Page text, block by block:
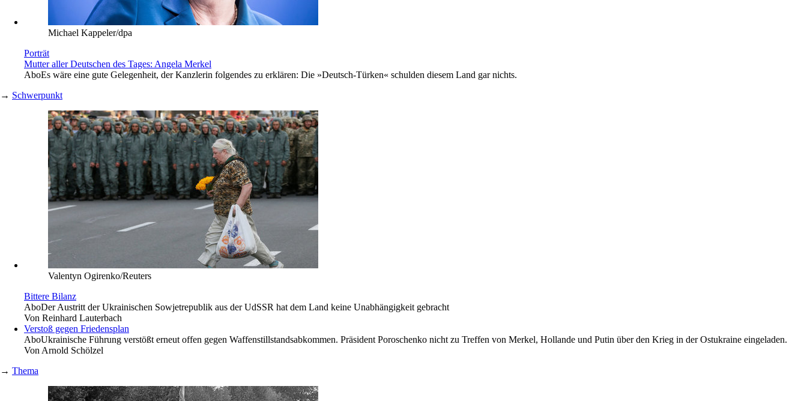
Michael Kappeler/dpa
Porträt
Mutter aller Deutschen des Tages: Angela Merkel
AboEs wäre eine gute Gelegenheit, der Kanzlerin folgendes zu erklären: Die »Deutsch-Türken« schulden diesem Land gar nichts.
→ Schwerpunkt
Valentyn Ogirenko/Reuters
Bittere Bilanz
AboDer Austritt der Ukrainischen Sowjetrepublik aus der UdSSR hat dem Land keine Unabhängigkeit gebracht
Von Reinhard Lauterbach
Verstoß gegen Friedensplan
AboUkrainische Führung verstößt erneut offen gegen Waffenstillstandsabkommen. Präsident Poroschenko nicht zu Treffen von Merkel, Hollande und Putin über den Krieg in der Ostukraine eingeladen.
Von Arnold Schölzel
→ Thema